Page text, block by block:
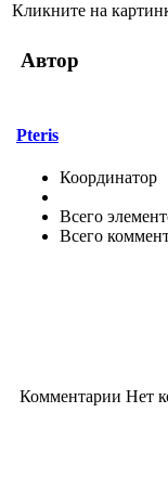
Кликните на
Автор
Pteris
Координатор
Всего
Всего
Комментарии Нет